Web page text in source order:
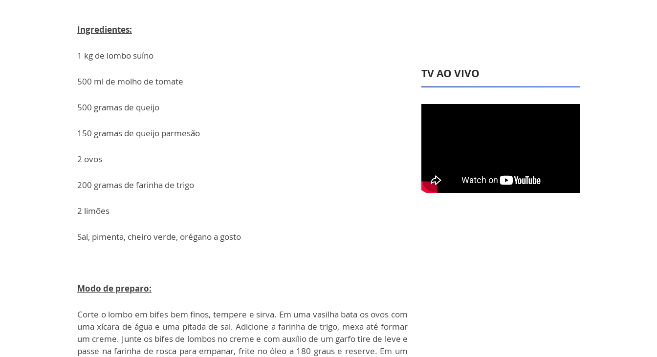
Ingredientes:
1 kg de lombo suíno
500 ml de molho de tomate
500 gramas de queijo
150 gramas de queijo parmesão
2 ovos
200 gramas de farinha de trigo
2 limões
Sal, pimenta, cheiro verde, orégano a gosto
Modo de preparo:
Corte o lombo em bifes bem finos, tempere e sirva. Em uma vasilha bata os ovos com
uma xícara de água e uma pitada de sal. Adicione a farinha de trigo, mexa até formar
um creme. Junte os bifes de lombos no creme e com auxílio de um garfo tire de leve e
passe na farinha de rosca para empanar, frite no óleo a 180 graus e reserve. Em um
TV AO VIVO